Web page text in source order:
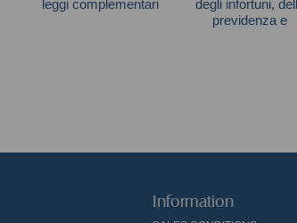
leggi complementari
degli infortuni,
previdenza e
Information